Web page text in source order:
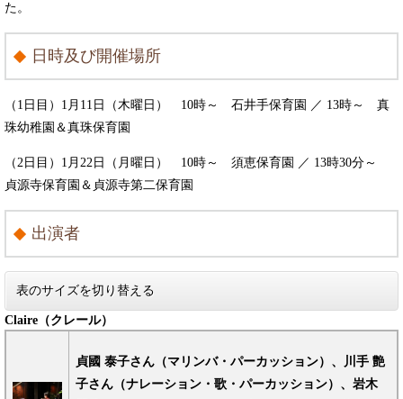
た。
日時及び開催場所
（1日目）1月11日（木曜日） 10時～ 石井手保育園 ／ 13時～ 真
珠幼稚園＆真珠保育園
（2日目）1月22日（月曜日） 10時～ 須恵保育園 ／ 13時30分～
貞源寺保育園＆貞源寺第二保育園
出演者
表のサイズを切り替える
Claire（クレール）
貞國 泰子さん（マリンバ・パーカッション）、川手 艶
子さん（ナレーション・歌・パーカッション）、岩木